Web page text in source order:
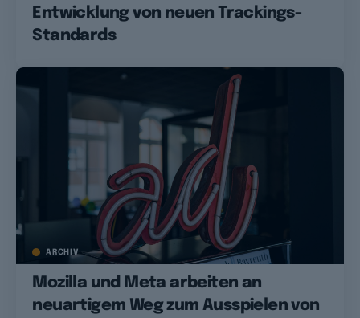
Entwicklung von neuen Trackings-
Standards
ARCHIV
Mozilla und Meta arbeiten an
neuartigem Weg zum Ausspielen von